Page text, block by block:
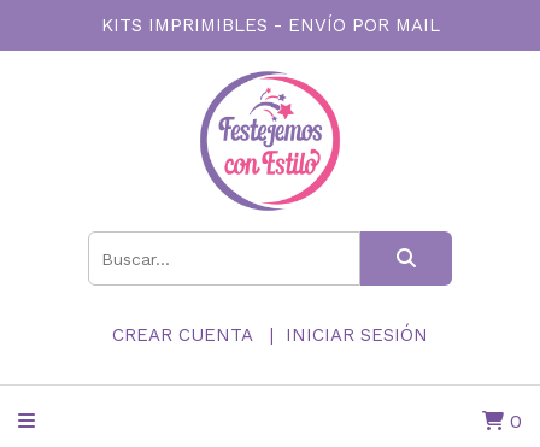
KITS IMPRIMIBLES - ENVÍO POR MAIL
CREAR CUENTA INICIAR SESIÓN
0